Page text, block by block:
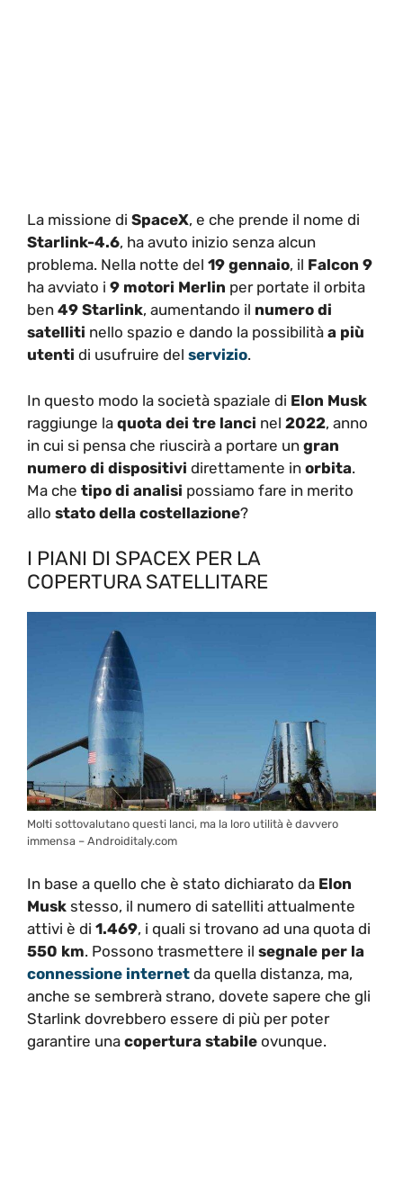
La missione di SpaceX, e che prende il nome di
Starlink-4.6, ha avuto inizio senza alcun
problema. Nella notte del 19 gennaio, il Falcon 9
ha avviato i 9 motori Merlin per portate il orbita
ben 49 Starlink, aumentando il numero di
satelliti nello spazio e dando la possibilità a più
utenti di usufruire del servizio.
In questo modo la società spaziale di Elon Musk
raggiunge la quota dei tre lanci nel 2022, anno
in cui si pensa che riuscirà a portare un gran
numero di dispositivi direttamente in orbita.
Ma che tipo di analisi possiamo fare in merito
allo stato della costellazione?
I PIANI DI SPACEX PER LA
COPERTURA SATELLITARE
Molti sottovalutano questi lanci, ma la loro utilità è davvero
immensa – Androiditaly.com
In base a quello che è stato dichiarato da Elon
Musk stesso, il numero di satelliti attualmente
attivi è di 1.469, i quali si trovano ad una quota di
550 km. Possono trasmettere il segnale per la
connessione internet da quella distanza, ma,
anche se sembrerà strano, dovete sapere che gli
Starlink dovrebbero essere di più per poter
garantire una copertura stabile ovunque.